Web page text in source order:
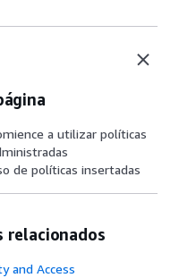
a utilizar políticas
de políticas insertadas
relacionados
and Access